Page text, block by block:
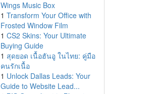
Wings Music Box
1 Transform Your Office with
Frosted Window Film
1 CS2 Skins: Your Ultimate
Buying Guide
1 สุดยอด เนื้อฮันอู ในไทย: คู่มือ
คนรักเนื้อ
1 Unlock Dallas Leads: Your
Guide to Website Lead...